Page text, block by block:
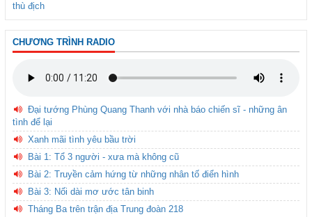
thù địch
CHƯƠNG TRÌNH RADIO
Đại tướng Phùng Quang Thanh với nhà báo chiến sĩ - những ân
tình để lại
Xanh mãi tình yêu bầu trời
Bài 1: Tổ 3 người - xưa mà không cũ
Bài 2: Truyền cảm hứng từ những nhân tố điển hình
Bài 3: Nối dài mơ ước tân binh
Tháng Ba trên trận địa Trung đoàn 218